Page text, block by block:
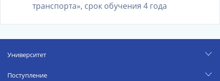
транспорта», срок обучения 4 года
Университет
Поступление